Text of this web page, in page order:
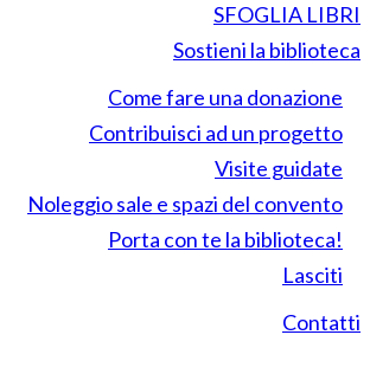
SFOGLIA LIBRI
Sostieni la biblioteca
Come fare una donazione
Contribuisci ad un progetto
Visite guidate
Noleggio sale e spazi del convento
Porta con te la biblioteca!
Lasciti
Contatti